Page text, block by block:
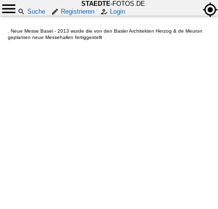
STAEDTE-FOTOS.DE
Suche
Registrieren Login
. Neue Messe Basel - 2013 wurde die von den Basler Architekten Herzog & de Meuron
geplanten neue Messehallen fertiggestellt